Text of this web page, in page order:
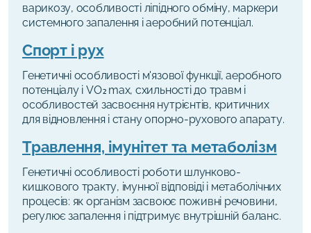
варикозу, особливості ліпідного обміну, маркери
системного запалення і аеробний потенціал.
Спорт і рух
Генетичні особливості м'язової функції, аеробного
потенціалу і VO₂max, схильності до травм і
особливостей засвоєння нутрієнтів, критичних
для відновлення і стану опорно-рухового апарату.
Травлення, імунітет та метаболізм
Генетичні особливості роботи шлунково-
кишкового тракту, імунної відповіді і метаболічних
процесів: як організм засвоює поживні речовини,
регулює запалення і підтримує внутрішній баланс.